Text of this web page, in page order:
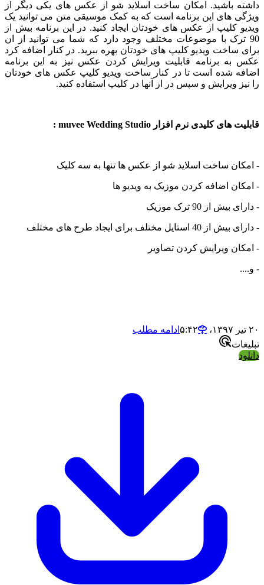
داشته باشید. امکان ساخت اسلاید شو از عکس های یکی دیگر از
ویژگی های این برنامه است که به کمک موسیقی متن می توانید یک
ویدیو کلیپ از عکس های خودتان ایجاد کنید. در این برنامه بیش از
90 ترک با موضوعات مختلف وجود دارد که شما می توانید از ان
برای ساخت ویدیو کلیپ های خودتان بهره ببرید. در کنار اضافه کرد
عکس به برنامه قابلیت ویرایش کردن عکس نیز به این برنامه
اضافه شده است تا در کنار ساخت ویدیو کلیپ عکس های خودتان
را نیز ویرایش و سپس در از آنها در کلیپ استفاده کنید.
قابلیت های کلیدی نرم افزار muvee Wedding Studio :
- امکان ساخت اسلاید شو از عکس ها تنها به سه کلیک
- امکان اضافه کردن موزیک به ویدیو ها
- دارای بیش از 90 ترک موزیک
- دارای بیش از 40 استایل مختلف برای ایجاد طرح های مختلف
- امکان ویرایش کردن تصاویر
- و....
۲۰ تیر ۱۳۹۷،‏ ۵:۴۲
ادامه مطلب
تبلیغات
دانلود